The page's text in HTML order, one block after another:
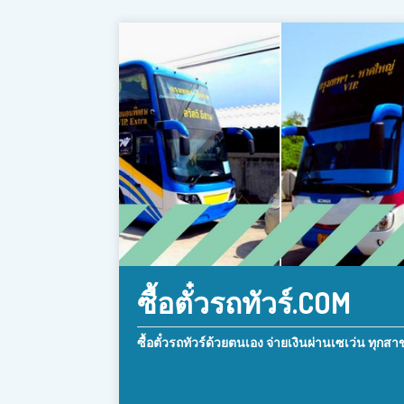
ซื้อตั๋วรถทัวร์.COM
ซื้อตั๋วรถทัวร์ด้วยตนเอง จ่ายเงินผ่านเซเว่น ทุกสา